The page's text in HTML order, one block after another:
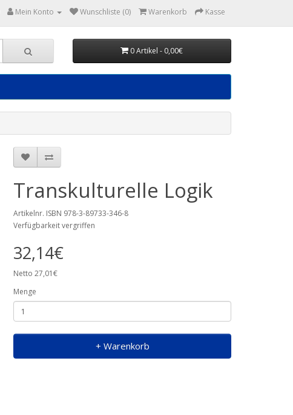
Mein Konto Wunschliste (0) Warenkorb Kasse
0 Artikel - 0,00€
Transkulturelle Logik
Artikelnr. ISBN 978-3-89733-346-8
Verfügbarkeit vergriffen
32,14€
Netto 27,01€
Menge
+ Warenkorb